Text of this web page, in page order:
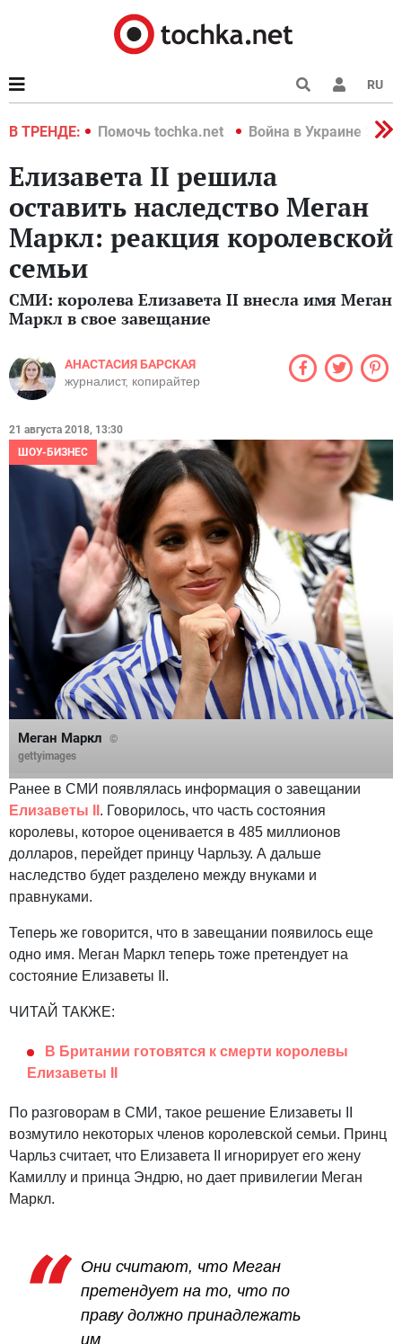
RU
В ТРЕНДЕ:
2022 Помочь tochka.net Война в Украине 2022
Елизавета II решила
оставить наследство Меган
Маркл: реакция королевской
семьи
СМИ: королева Елизавета II внесла имя Меган
Маркл в свое завещание
АНАСТАСИЯ БАРСКАЯ
журналист, копирайтер
21 августа 2018, 13:30
ШОУ-БИЗНЕС
Меган Маркл
©
gettyimages
Ранее в СМИ появлялась информация о завещании
Елизаветы II . Говорилось, что часть состояния
королевы, которое оценивается в 485 миллионов
долларов, перейдет принцу Чарльзу. А дальше
наследство будет разделено между внуками и
правнуками.
Теперь же говорится, что в завещании появилось еще
одно имя. Меган Маркл теперь тоже претендует на
состояние Елизаветы II.
ЧИТАЙ ТАКЖЕ:
В Британии готовятся к смерти королевы
Елизаветы II
По разговорам в СМИ, такое решение Елизаветы II
возмутило некоторых членов королевской семьи. Принц
Чарльз считает, что Елизавета II игнорирует его жену
Камиллу и принца Эндрю, но дает привилегии Меган
Маркл.
Они считают, что Меган
претендует на то, что по
праву должно принадлежать
им